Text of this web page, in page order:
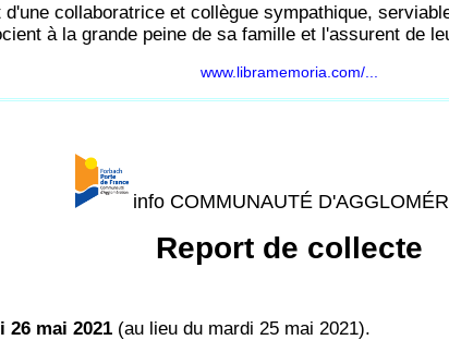
collaboratrice et collègue sympathique,
à la grande peine de sa famille et l'assurent de
www.libramemoria.com/...
info COMMUNAUTÉ
Report de collecte
26 mai 2021 (au lieu du mardi 25 mai 2021).